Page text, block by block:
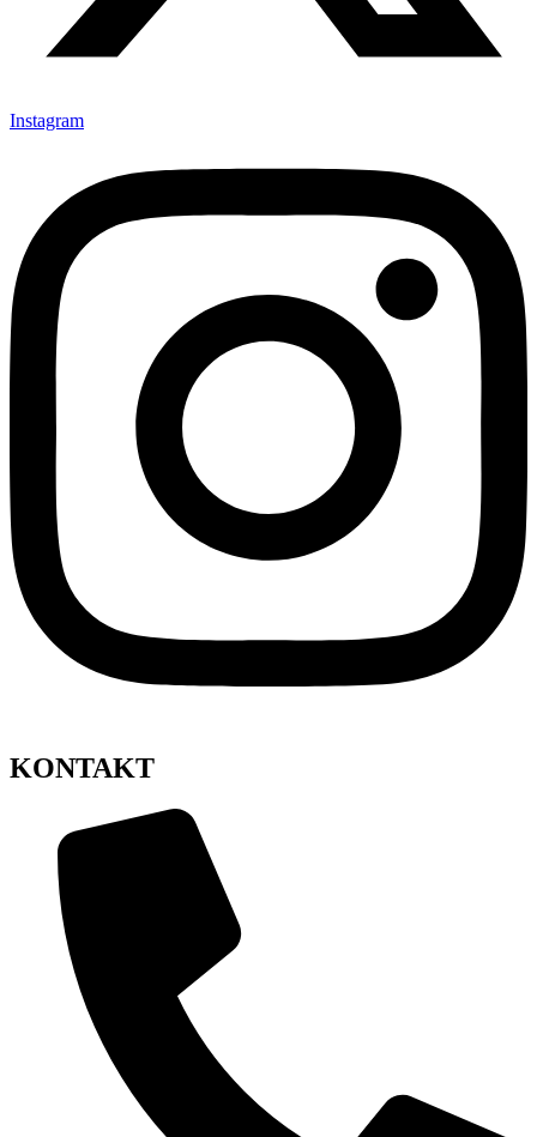
Instagram
KONTAKT